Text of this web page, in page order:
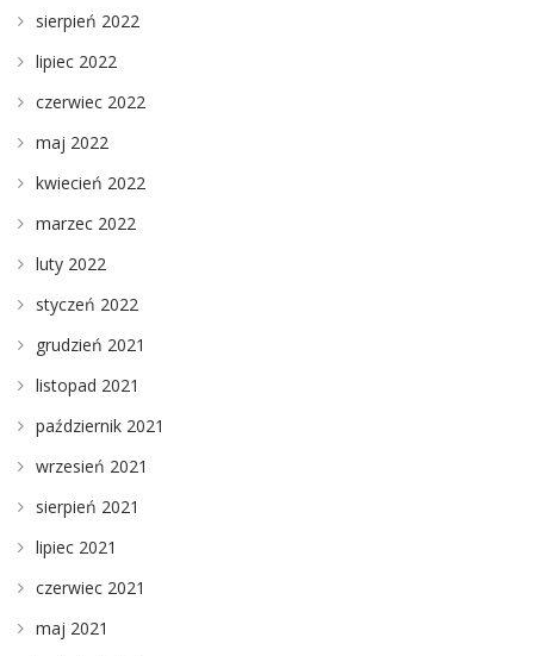
sierpień 2022
lipiec 2022
czerwiec 2022
maj 2022
kwiecień 2022
marzec 2022
luty 2022
styczeń 2022
grudzień 2021
listopad 2021
październik 2021
wrzesień 2021
sierpień 2021
lipiec 2021
czerwiec 2021
maj 2021